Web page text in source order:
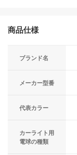
商品仕様
ブランド名
メーカー型番
代表カラー
カーライト用
電球の種類